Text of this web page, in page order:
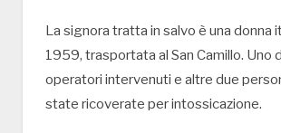
La signora tratta in salvo è una donna
1959, trasportata al San Camillo. Uno
operatori intervenuti e altre due
state ricoverate per intossicazione.